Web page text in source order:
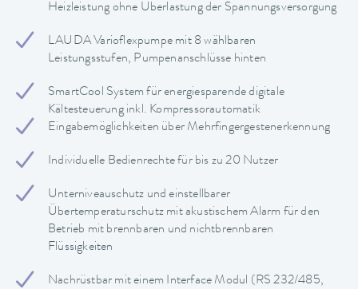
Heizleistung ohne Überlastung der Spannungsversorgung
LAUDA Varioflexpumpe mit 8 wählbaren
Leistungsstufen, Pumpenanschlüsse hinten
SmartCool System für energiesparende digitale
Kältesteuerung inkl. Kompressorautomatik
Eingabemöglichkeiten über Mehrfingergestenerkennung
Individuelle Bedienrechte für bis zu 20 Nutzer
Unterniveauschutz und einstellbarer
Übertemperaturschutz mit akustischem Alarm für den
Betrieb mit brennbaren und nichtbrennbaren
Flüssigkeiten
Nachrüstbar mit einem Interface Modul (RS 232/485,